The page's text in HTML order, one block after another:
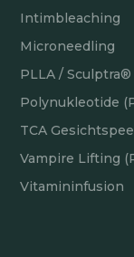
Intimbleaching
Microneedling
PLLA / Sculptra®
Polynukleotide
TCA
Vampire Lifting
Vitamininfusion